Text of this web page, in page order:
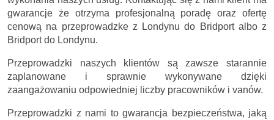
gwarancje że otrzyma profesjonalną poradę oraz ofertę
cenową na przeprowadzke z Londynu do Bridport albo z
Bridport do Londynu.
Przeprowadzki naszych klientów są zawsze starannie
zaplanowane i sprawnie wykonywane dzięki
zaangażowaniu odpowiedniej liczby pracowników i vanów.
Przeprowadzki z nami to gwarancja bezpieczeństwa, jaką